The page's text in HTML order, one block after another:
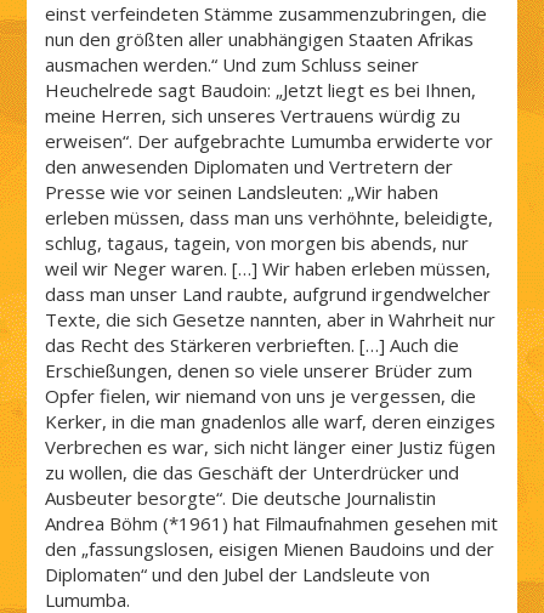
einst verfeindeten Stämme zusammenzubringen, die
nun den größten aller unabhängigen Staaten Afrikas
ausmachen werden.“ Und zum Schluss seiner
Heuchelrede sagt Baudoin: „Jetzt liegt es bei Ihnen,
meine Herren, sich unseres Vertrauens würdig zu
erweisen“. Der aufgebrachte Lumumba erwiderte vor
den anwesenden Diplomaten und Vertretern der
Presse wie vor seinen Landsleuten: „Wir haben
erleben müssen, dass man uns verhöhnte, beleidigte,
schlug, tagaus, tagein, von morgen bis abends, nur
weil wir Neger waren. […] Wir haben erleben müssen,
dass man unser Land raubte, aufgrund irgendwelcher
Texte, die sich Gesetze nannten, aber in Wahrheit nur
das Recht des Stärkeren verbrieften. […] Auch die
Erschießungen, denen so viele unserer Brüder zum
Opfer fielen, wir niemand von uns je vergessen, die
Kerker, in die man gnadenlos alle warf, deren einziges
Verbrechen es war, sich nicht länger einer Justiz fügen
zu wollen, die das Geschäft der Unterdrücker und
Ausbeuter besorgte“. Die deutsche Journalistin
Andrea Böhm (*1961) hat Filmaufnahmen gesehen mit
den „fassungslosen, eisigen Mienen Baudoins und der
Diplomaten“ und den Jubel der Landsleute von
Lumumba.